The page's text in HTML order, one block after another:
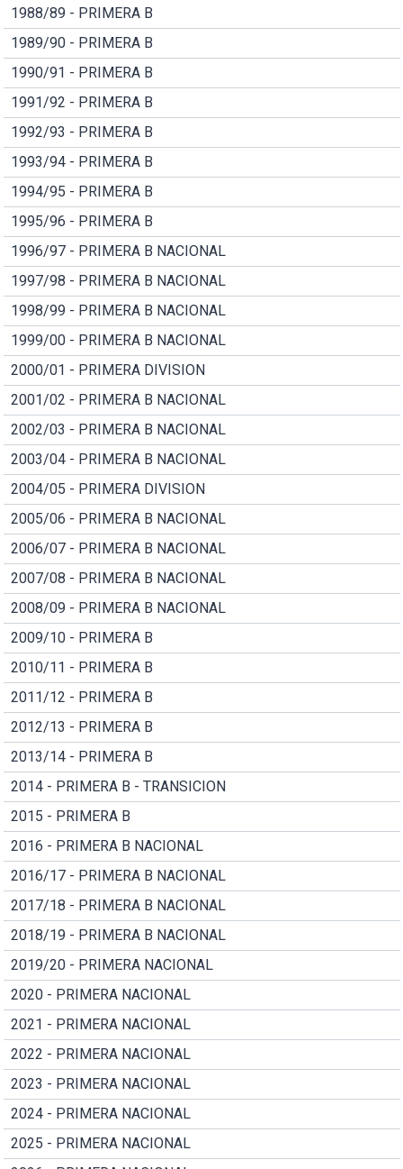
1988/89 - PRIMERA B
1989/90 - PRIMERA B
1990/91 - PRIMERA B
1991/92 - PRIMERA B
1992/93 - PRIMERA B
1993/94 - PRIMERA B
1994/95 - PRIMERA B
1995/96 - PRIMERA B
1996/97 - PRIMERA B NACIONAL
1997/98 - PRIMERA B NACIONAL
1998/99 - PRIMERA B NACIONAL
1999/00 - PRIMERA B NACIONAL
2000/01 - PRIMERA DIVISION
2001/02 - PRIMERA B NACIONAL
2002/03 - PRIMERA B NACIONAL
2003/04 - PRIMERA B NACIONAL
2004/05 - PRIMERA DIVISION
2005/06 - PRIMERA B NACIONAL
2006/07 - PRIMERA B NACIONAL
2007/08 - PRIMERA B NACIONAL
2008/09 - PRIMERA B NACIONAL
2009/10 - PRIMERA B
2010/11 - PRIMERA B
2011/12 - PRIMERA B
2012/13 - PRIMERA B
2013/14 - PRIMERA B
2014 - PRIMERA B - TRANSICION
2015 - PRIMERA B
2016 - PRIMERA B NACIONAL
2016/17 - PRIMERA B NACIONAL
2017/18 - PRIMERA B NACIONAL
2018/19 - PRIMERA B NACIONAL
2019/20 - PRIMERA NACIONAL
2020 - PRIMERA NACIONAL
2021 - PRIMERA NACIONAL
2022 - PRIMERA NACIONAL
2023 - PRIMERA NACIONAL
2024 - PRIMERA NACIONAL
2025 - PRIMERA NACIONAL